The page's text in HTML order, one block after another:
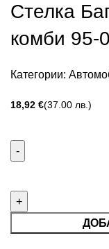
Стелка
комби 95-
Категории:
€